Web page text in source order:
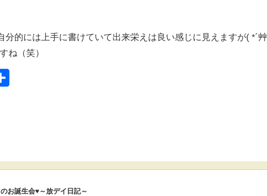
分的には上手に書けていて出来栄えは良い感じに見えますが( *´艸
ね（笑）
お誕生会♥～放デイ日記～